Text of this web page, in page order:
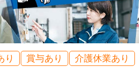
り 賞与あり 介護休業あり